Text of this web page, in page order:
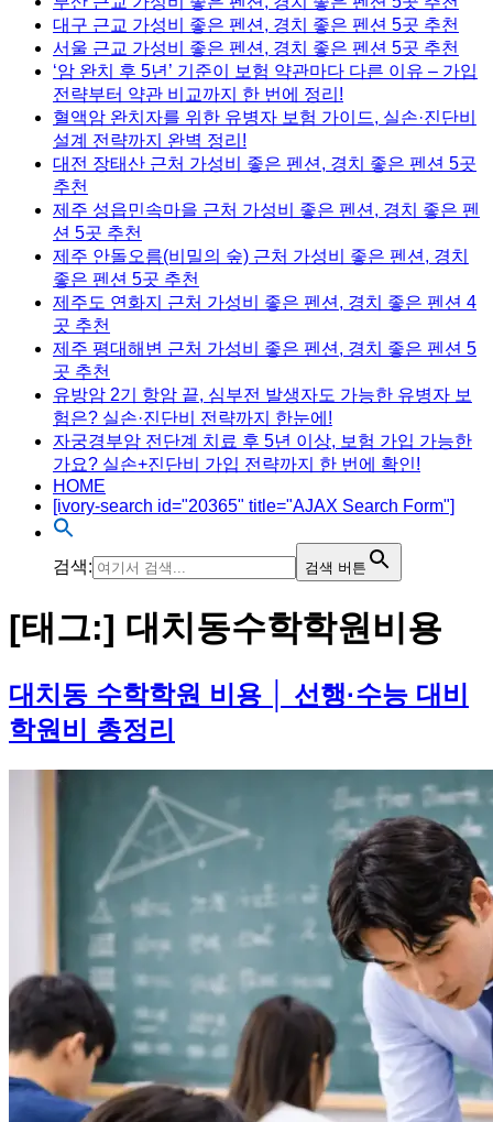
대구 근교 가성비 좋은 펜션, 경치 좋은 펜션 5곳 추천
서울 근교 가성비 좋은 펜션, 경치 좋은 펜션 5곳 추천
‘암 완치 후 5년’ 기준이 보험 약관마다 다른 이유 – 가입
전략부터 약관 비교까지 한 번에 정리!
혈액암 완치자를 위한 유병자 보험 가이드, 실손·진단비
설계 전략까지 완벽 정리!
대전 장태산 근처 가성비 좋은 펜션, 경치 좋은 펜션 5곳
추천
제주 성읍민속마을 근처 가성비 좋은 펜션, 경치 좋은 펜
션 5곳 추천
제주 안돌오름(비밀의 숲) 근처 가성비 좋은 펜션, 경치
좋은 펜션 5곳 추천
제주도 연화지 근처 가성비 좋은 펜션, 경치 좋은 펜션 4
곳 추천
제주 평대해변 근처 가성비 좋은 펜션, 경치 좋은 펜션 5
곳 추천
유방암 2기 항암 끝, 심부전 발생자도 가능한 유병자 보
험은? 실손·진단비 전략까지 한눈에!
자궁경부암 전단계 치료 후 5년 이상, 보험 가입 가능한
가요? 실손+진단비 가입 전략까지 한 번에 확인!
HOME
[ivory-search id="20365" title="AJAX Search Form"]
검색: 검색 버튼
[태그:] 대치동수학학원비용
대치동 수학학원 비용 │ 선행·수능 대비
학원비 총정리